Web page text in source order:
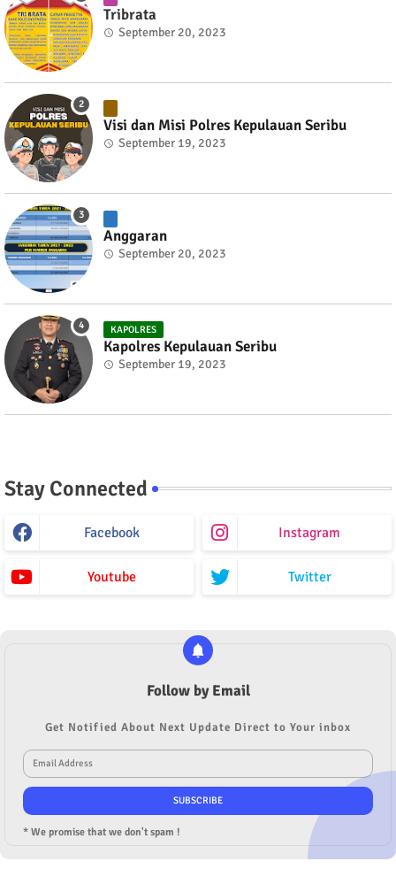
Tribrata
September 20, 2023
Visi dan Misi Polres Kepulauan Seribu
September 19, 2023
Anggaran
September 20, 2023
KAPOLRES
Kapolres Kepulauan Seribu
September 19, 2023
Stay Connected
Facebook Instagram
Youtube Twitter
Follow by Email
Get Notified About Next Update Direct to Your inbox
* We promise that we don't spam !